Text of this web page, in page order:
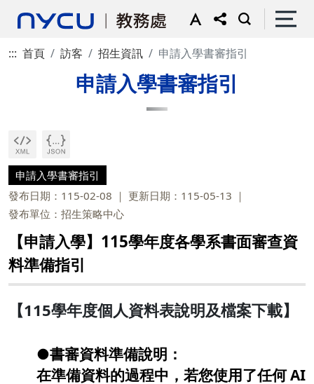
::: 首頁 訪客 招生資訊 申請入學書審指引
申請入學書審指引
申請入學書審指引
發布日期：115-02-08
更新日期：115-05-13
發布單位：招生策略中心
【申請入學】115學年度各學系書面審查資
料準備指引
【115學年度個人資料表說明及檔案下載】
●書審資料準備說明：
在準備資料的過程中，若您使用了任何 AI